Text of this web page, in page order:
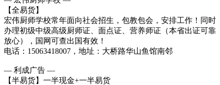
【全易货】
宏伟厨师学校常年面向社会招生，包教包会，安排工作！同时
办理初级中级高级厨师证、面点证、营养师证（本省出证可靠
放心），国网可查出国有效！
电话：15063418007，地址：大桥路华山鱼馆南邻
— 利成广告 —
【半易货】一半现金+一半易货